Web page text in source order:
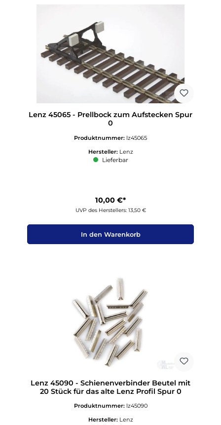
Lenz 45065 - Prellbock zum Aufstecken Spur
0
Produktnummer: lz45065
Hersteller: Lenz
Lieferbar
10,00 €*
UVP des Herstellers: 13,50 €
In den Warenkorb
Lenz 45090 - Schienenverbinder Beutel mit
20 Stück für das alte Lenz Profil Spur 0
Produktnummer: lz45090
Hersteller: Lenz